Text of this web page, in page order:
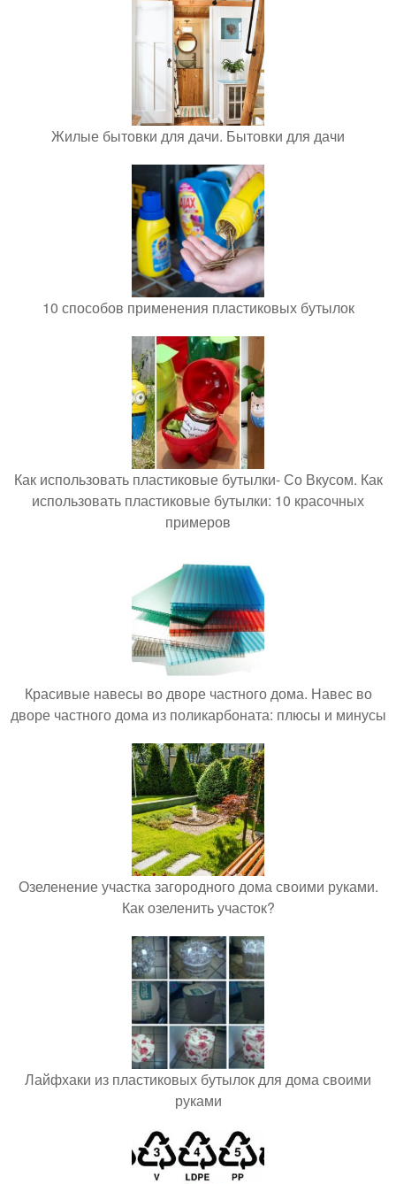
Жилые бытовки для дачи. Бытовки для дачи
10 способов применения пластиковых бутылок
Как использовать пластиковые бутылки- Со Вкусом. Как
использовать пластиковые бутылки: 10 красочных
примеров
Красивые навесы во дворе частного дома. Навес во
дворе частного дома из поликарбоната: плюсы и минусы
Озеленение участка загородного дома своими руками.
Как озеленить участок?
Лайфхаки из пластиковых бутылок для дома своими
руками